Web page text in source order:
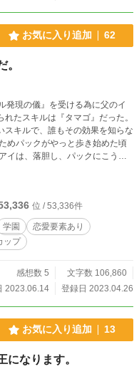
お気に入り追加 62
。
発現の儀』を受ける為に父のイ
たスキルは『タマゴ』だった。
スキルで、誰もその効果を知らな
めパックがやっと歩き始めた頃
イは、落胆し、パックにこう告
キルが現れたら、お前を廃嫡
無かった。
位 / 53,336件
学園
恋愛要素あり
ップ
感想数 5
文字数 106,860
2023.06.14
登録日 2023.04.26
お気に入り追加 13
になります。